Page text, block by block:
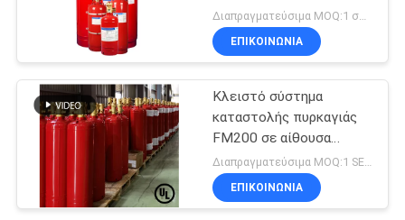
Δεδομένων FM200
ΕΠΙΚΟΙΝΩΝΊΑ
Κλειστό σύστημα
καταστολής πυρκαγιάς
FM200 σε αίθουσα
τηλεπικοινωνιών
Διαπραγματεύσιμα MOQ:1 SET
ΕΠΙΚΟΙΝΩΝΊΑ